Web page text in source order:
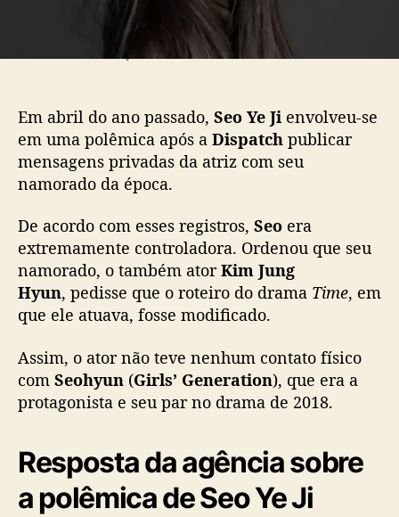
e
l
a
l
ê
m
c
a
o
b
r
e
u
Atriz Seo Yeji. Foto cortesia da GOLDMEDALIST.
Em abril do ano passado, Seo Ye Ji envolveu-se
em uma polêmica após a Dispatch publicar
mensagens privadas da atriz com seu
namorado da época.
De acordo com esses registros, Seo era
extremamente controladora. Ordenou que seu
namorado, o também atorKim Jung
Hyun, pedisse que o roteiro do drama Time, em
que ele atuava, fosse modificado.
Assim, o ator não teve nenhum contato físico
com Seohyun (Girls’ Generation), que era a
protagonista e seu par no drama de 2018.
Resposta da agência sobre
a polêmica de Seo Ye Ji